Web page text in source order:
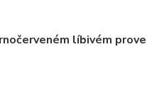
líbivém